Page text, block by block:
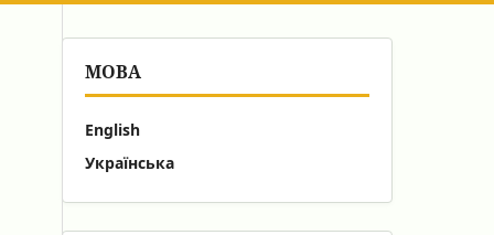
МОВА
English
Українська